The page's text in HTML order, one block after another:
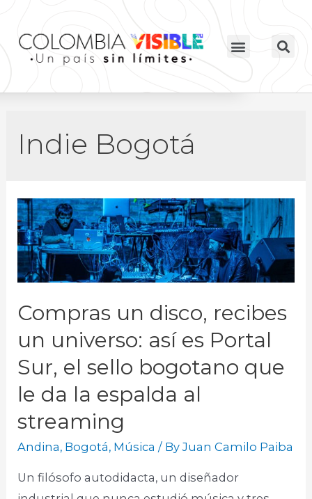
Indie Bogotá
Compras un disco, recibes
un universo: así es Portal
Sur, el sello bogotano que
le da la espalda al
streaming
Andina, Bogotá, Música / ByJuan Camilo Paiba
Un filósofo autodidacta, un diseñador